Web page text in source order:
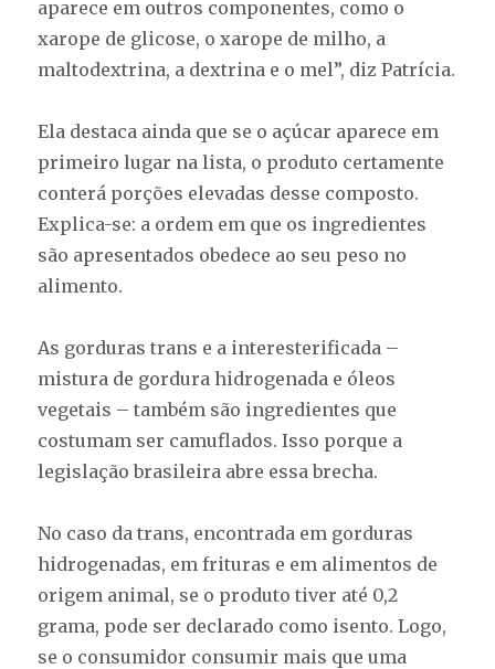
aparece em outros componentes, como o
xarope de glicose, o xarope de milho, a
maltodextrina, a dextrina e o mel”, diz Patrícia.
Ela destaca ainda que se o açúcar aparece em
primeiro lugar na lista, o produto certamente
conterá porções elevadas desse composto.
Explica-se: a ordem em que os ingredientes
são apresentados obedece ao seu peso no
alimento.
As gorduras trans e a interesterificada –
mistura de gordura hidrogenada e óleos
vegetais – também são ingredientes que
costumam ser camuflados. Isso porque a
legislação brasileira abre essa brecha.
No caso da trans, encontrada em gorduras
hidrogenadas, em frituras e em alimentos de
origem animal, se o produto tiver até 0,2
grama, pode ser declarado como isento. Logo,
se o consumidor consumir mais que uma